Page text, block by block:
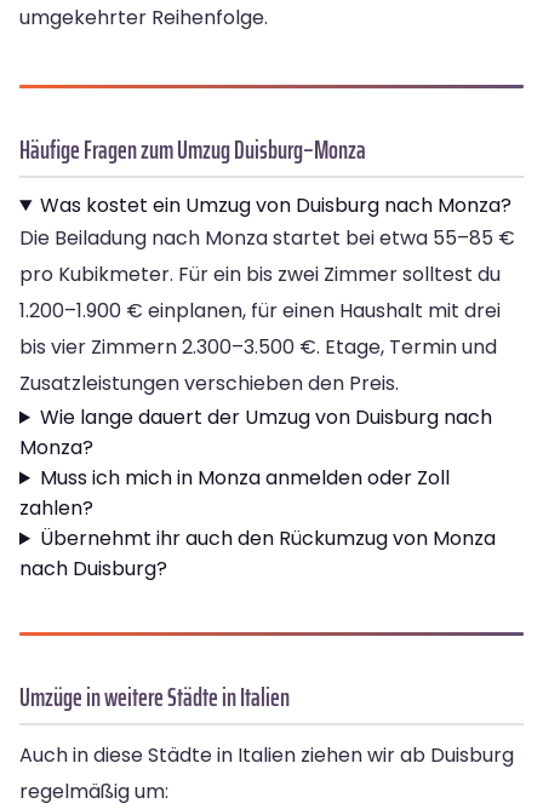
umgekehrter Reihenfolge.
Häufige Fragen zum Umzug Duisburg–Monza
Was kostet ein Umzug von Duisburg nach Monza?
Die Beiladung nach Monza startet bei etwa 55–85 €
pro Kubikmeter. Für ein bis zwei Zimmer solltest du
1.200–1.900 € einplanen, für einen Haushalt mit drei
bis vier Zimmern 2.300–3.500 €. Etage, Termin und
Zusatzleistungen verschieben den Preis.
Wie lange dauert der Umzug von Duisburg nach
Monza?
Muss ich mich in Monza anmelden oder Zoll
zahlen?
Übernehmt ihr auch den Rückumzug von Monza
nach Duisburg?
Umzüge in weitere Städte in Italien
Auch in diese Städte in Italien ziehen wir ab Duisburg
regelmäßig um: